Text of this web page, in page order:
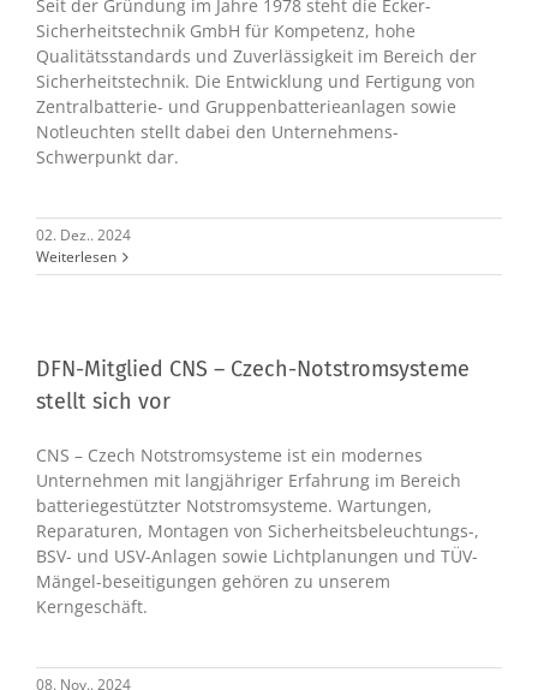
Seit der Gründung im Jahre 1978 steht die Ecker-
Sicherheitstechnik GmbH für Kompetenz, hohe
Qualitätsstandards und Zuverlässigkeit im Bereich der
Sicherheitstechnik. Die Entwicklung und Fertigung von
Zentralbatterie- und Gruppenbatterieanlagen sowie
Notleuchten stellt dabei den Unternehmens-
Schwerpunkt dar.
02. Dez.. 2024
Weiterlesen
DFN-Mitglied CNS – Czech-Notstromsysteme
stellt sich vor
CNS – Czech Notstromsysteme ist ein modernes
Unternehmen mit langjähriger Erfahrung im Bereich
batteriegestützter Notstromsysteme. Wartungen,
Reparaturen, Montagen von Sicherheitsbeleuchtungs-,
BSV- und USV-Anlagen sowie Lichtplanungen und TÜV-
Mängel-beseitigungen gehören zu unserem
Kerngeschäft.
08. Nov.. 2024